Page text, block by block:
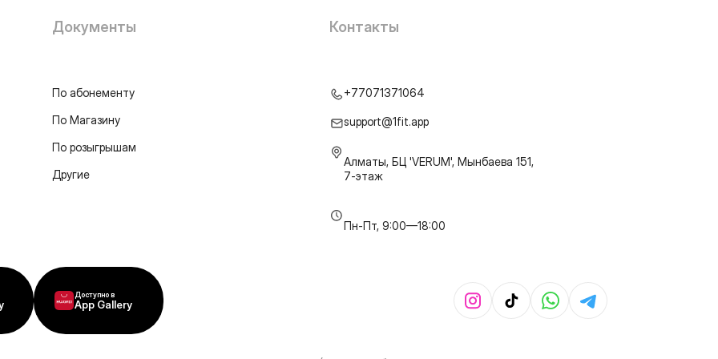
Документы
По абонементу
По Магазину
По розыгрышам
Другие
Контакты
+77071371064
support@1fit.app
Алматы, БЦ 'VERUM', Мынбаева 151,
7-этаж
Пн-Пт, 9:00—18:00
Доступно в
App Gallery